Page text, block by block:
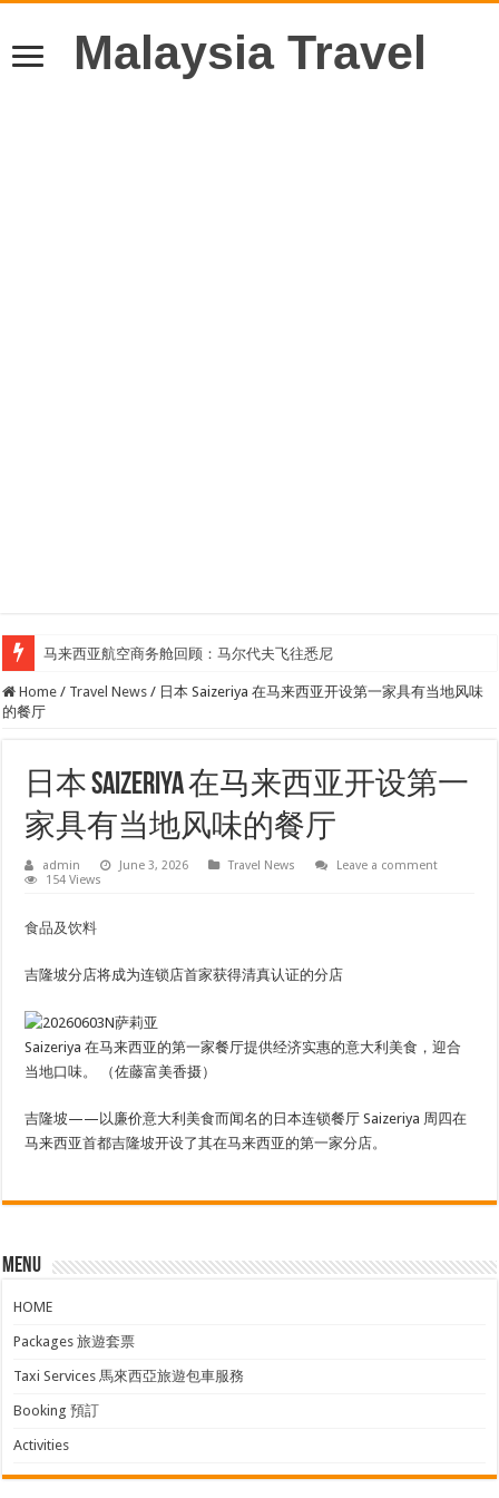
Malaysia Travel
马来西亚航空商务舱回顾：马尔代夫飞往悉尼
Home / Travel News / 日本 Saizeriya 在马来西亚开设第一家具有当地风味
的餐厅
日本 Saizeriya 在马来西亚开设第一
家具有当地风味的餐厅
admin June 3, 2026 Travel News
Leave a comment
154 Views
食品及饮料
吉隆坡分店将成为连锁店首家获得清真认证的分店
Saizeriya 在马来西亚的第一家餐厅提供经济实惠的意大利美食，迎合
当地口味。 （佐藤富美香摄）
吉隆坡——以廉价意大利美食而闻名的日本连锁餐厅 Saizeriya 周四在
马来西亚首都吉隆坡开设了其在马来西亚的第一家分店。
Menu
HOME
Packages 旅遊套票
Taxi Services 馬來西亞旅遊包車服務
Booking 預訂
Activities